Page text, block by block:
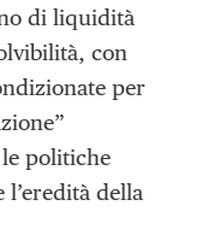
di liquidità
con
per
politiche
della